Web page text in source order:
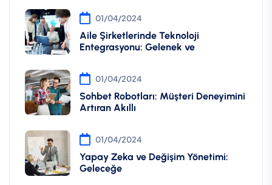
01/04/2024
Aile Şirketlerinde Teknoloji
Entegrasyonu: Gelenek ve
01/04/2024
Sohbet Robotları: Müşteri Deneyimini
Artıran Akıllı
01/04/2024
Yapay Zeka ve Değişim Yönetimi:
Geleceğe